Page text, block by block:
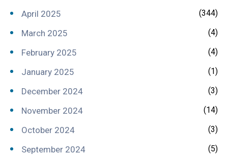
April 2025 (344)
March 2025 (4)
February 2025 (4)
January 2025 (1)
December 2024 (3)
November 2024 (14)
October 2024 (3)
September 2024 (5)